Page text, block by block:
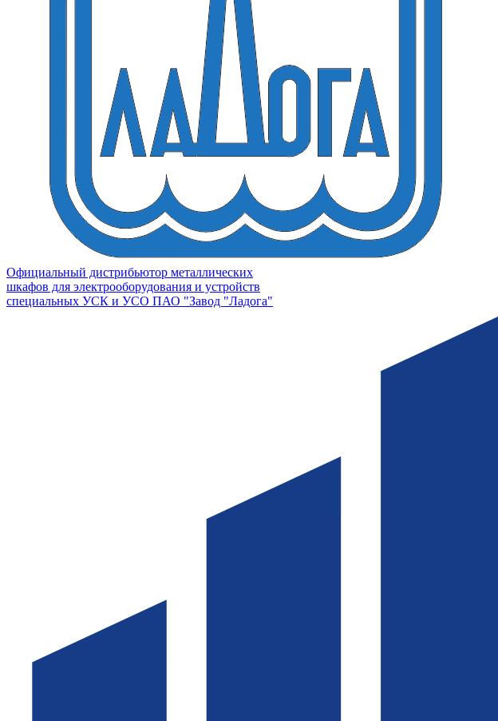
Официальный дистрибьютор металлических
шкафов для электрооборудования и устройств
специальных УСК и УСО ПАО "Завод "Ладога"